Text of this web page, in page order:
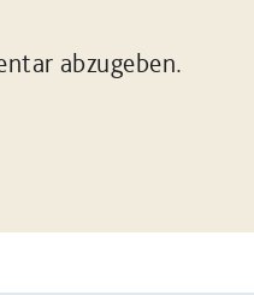
abzugeben.